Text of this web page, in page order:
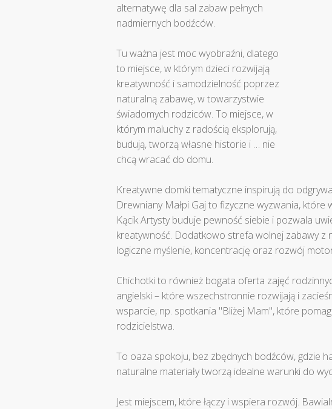
alternatywę dla sal zabaw pełnych
nadmiernych bodźców.
Tu ważna jest moc wyobraźni, dlatego
to miejsce, w którym dzieci rozwijają
kreatywność i samodzielność poprzez
naturalną zabawę, w towarzystwie
świadomych rodziców. To miejsce, w
którym maluchy z radością eksplorują,
budują, tworzą własne historie i … nie
chcą wracać do domu.
Kreatywne domki tematyczne inspirują do
Drewniany Małpi Gaj to fizyczne wyzwania, które
Kącik Artysty buduje pewność siebie i pozwala
kreatywność. Dodatkowo strefa wolnej zabawy z
logiczne myślenie, koncentrację oraz rozwój
Chichotki to również bogata oferta zajęć
angielski – które wszechstronnie rozwijają i
wsparcie, np. spotkania "Bliżej Mam", które
rodzicielstwa.
To oaza spokoju, bez zbędnych bodźców, gdzie
naturalne materiały tworzą idealne warunki do
Jest miejscem, które łączy i wspiera rozwój.